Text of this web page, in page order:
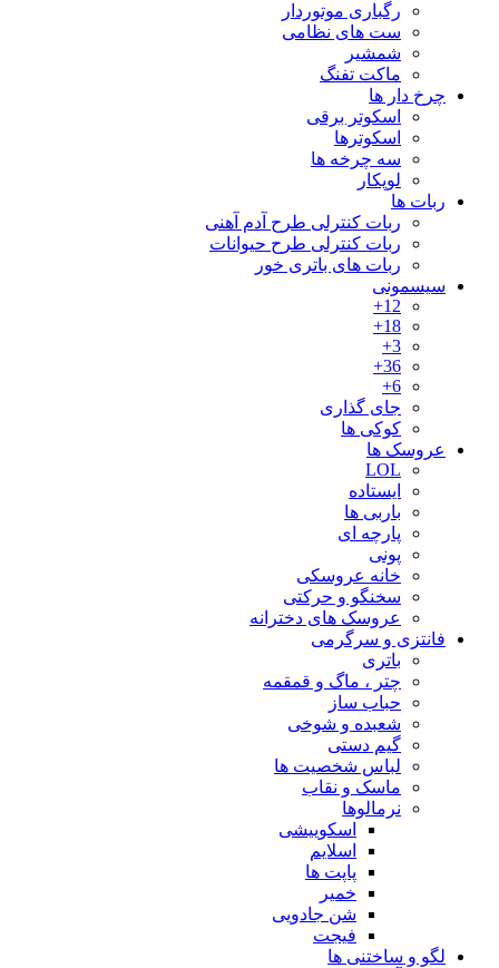
رگباری موتوردار
ست های نظامی
شمشیر
ماکت تفنگ
چرخ دار ها
اسکوتر برقی
اسکوترها
سه چرخه ها
لوپکار
ربات ها
ربات کنترلی طرح آدم آهنی
ربات کنترلی طرح حیوانات
ربات های باتری خور
سیسمونی
12+
18+
3+
36+
6+
جای گذاری
کوکی ها
عروسک ها
LOL
ایستاده
باربی ها
پارچه ای
پونی
خانه عروسکی
سخنگو و حرکتی
عروسک های دخترانه
فانتزی و سرگرمی
باتری
چتر ، ماگ و قمقمه
حباب ساز
شعبده و شوخی
گیم دستی
لباس شخصیت ها
ماسک و نقاب
نرمالوها
اسکوییشی
اسلایم
پاپت ها
خمیر
شن جادویی
فیجت
لگو و ساختنی ها